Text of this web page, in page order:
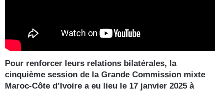
Pour renforcer leurs relations bilatérales, la
cinquième session de la Grande Commission mixte
Maroc-Côte d’Ivoire a eu lieu le 17 janvier 2025 à